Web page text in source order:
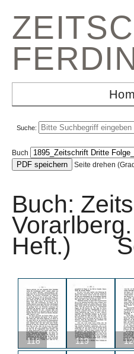
Suche:
Buch
Seite drehen
Buch:
Heft.)
118 119